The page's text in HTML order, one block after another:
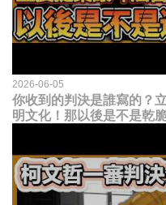
2026-06-05
你收到的判決是誰寫的？
明文化！那以後是不是乾